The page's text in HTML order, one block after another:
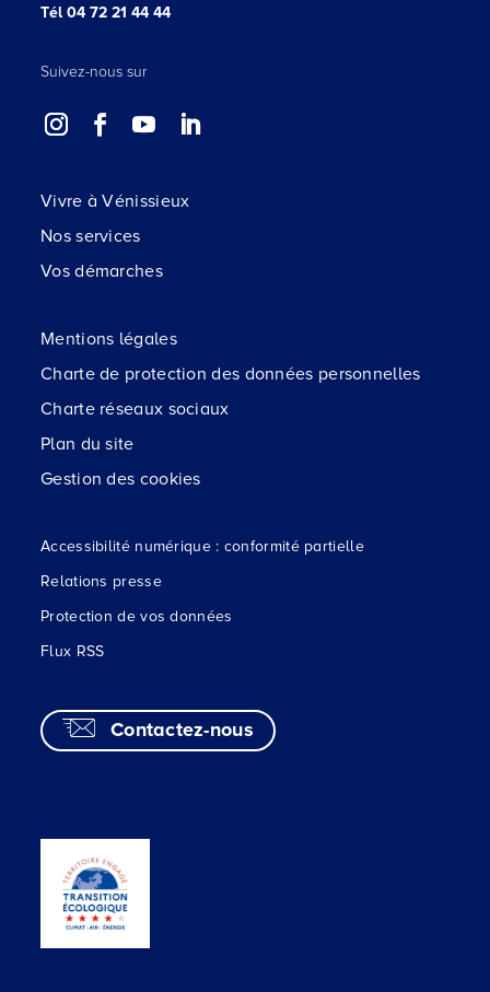
Tél 04 72 21 44 44
Suivez-nous sur
Vivre à Vénissieux
Nos services
Vos démarches
Mentions légales
Charte de protection des données personnelles
Charte réseaux sociaux
Plan du site
Gestion des cookies
Accessibilité numérique : conformité partielle
Relations presse
Protection de vos données
Flux RSS
Contactez-nous